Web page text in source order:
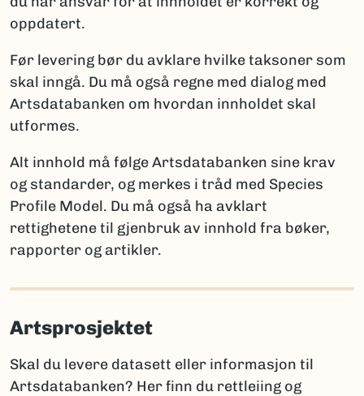
Artsdatabanken
ny for vitenskapen
ny for Norge
funn av en art som tidligere ble antatt forsvunnet
fra Norge
funn av art som er tidligere registrert i Norge
Merk:Kun én av disse opplysningene per takson skal
brukes for å sikre entydig statistikk. Et kommentarfelt
kan brukes ved behov for ytterligere forklaringer.
Rapportering av arter nye for vitenskapen
autor oppgis, sammen med litteraturreferanse der
regelverket for den aktuelle artsgruppen:
International Code of Nomenclature for Algae,
Fungi and Plants
(Ekstern lenke)
oppdatert.
Før levering bør du avklare hvilke taksoner som
skal inngå. Du må også regne med dialog med
Artsdatabanken om hvordan innholdet skal
utformes.
Alt innhold må følge Artsdatabanken sine krav
og standarder, og merkes i tråd med Species
Profile Model. Du må også ha avklart
rettighetene til gjenbruk av innhold fra bøker,
rapporter og artikler.
Artsprosjektet
Skal du levere datasett eller informasjon til
Artsdatabanken? Her finn du rettleiing og